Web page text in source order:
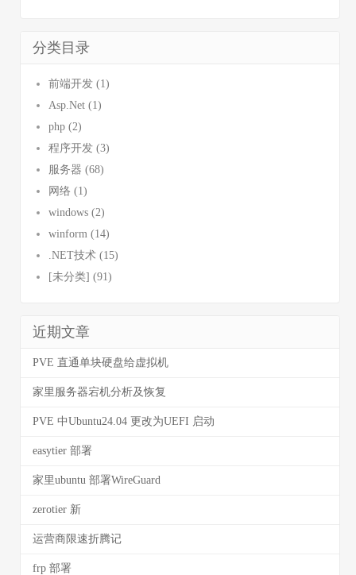
分类目录
前端开发 (1)
Asp.Net (1)
php (2)
程序开发 (3)
服务器 (68)
网络 (1)
windows (2)
winform (14)
.NET技术 (15)
[未分类] (91)
近期文章
PVE 直通单块硬盘给虚拟机
家里服务器宕机分析及恢复
PVE 中Ubuntu24.04 更改为UEFI 启动
easytier 部署
家里ubuntu 部署WireGuard
zerotier 新
运营商限速折腾记
frp 部署